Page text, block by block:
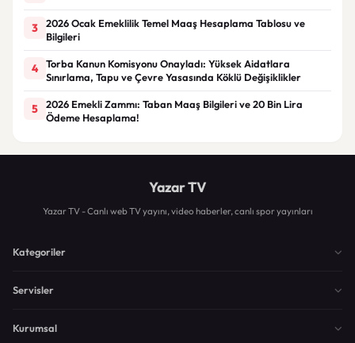
3
2026 Ocak Emeklilik Temel Maaş Hesaplama Tablosu ve
Bilgileri
4
Torba Kanun Komisyonu Onayladı: Yüksek Aidatlara
Sınırlama, Tapu ve Çevre Yasasında Köklü Değişiklikler
5
2026 Emekli Zammı: Taban Maaş Bilgileri ve 20 Bin Lira
Ödeme Hesaplama!
Yazar TV
Yazar TV - Canlı web TV yayını, video haberler, canlı spor yayınları
Kategoriler
Servisler
Kurumsal